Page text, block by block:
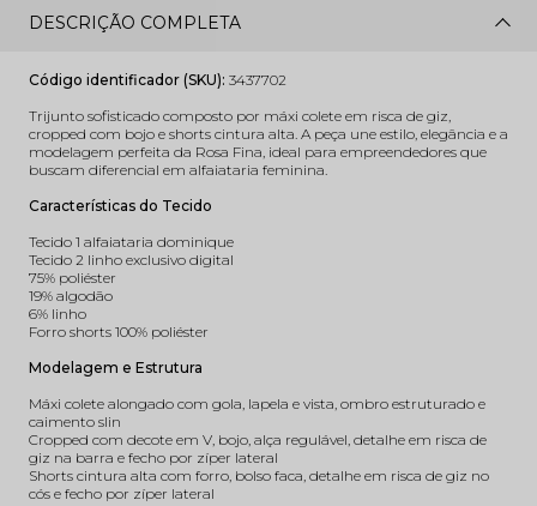
DESCRIÇÃO COMPLETA
Código identificador (SKU): 3437702
Trijunto sofisticado composto por máxi colete em risca de giz,
cropped com bojo e shorts cintura alta. A peça une estilo, elegância e a
modelagem perfeita da Rosa Fina, ideal para empreendedores que
buscam diferencial em alfaiataria feminina.
Características do Tecido
Tecido 1 alfaiataria dominique
Tecido 2 linho exclusivo digital
75% poliéster
19% algodão
6% linho
Forro shorts 100% poliéster
Modelagem e Estrutura
Máxi colete alongado com gola, lapela e vista, ombro estruturado e
caimento slin
Cropped com decote em V, bojo, alça regulável, detalhe em risca de
giz na barra e fecho por zíper lateral
Shorts cintura alta com forro, bolso faca, detalhe em risca de giz no
cós e fecho por zíper lateral